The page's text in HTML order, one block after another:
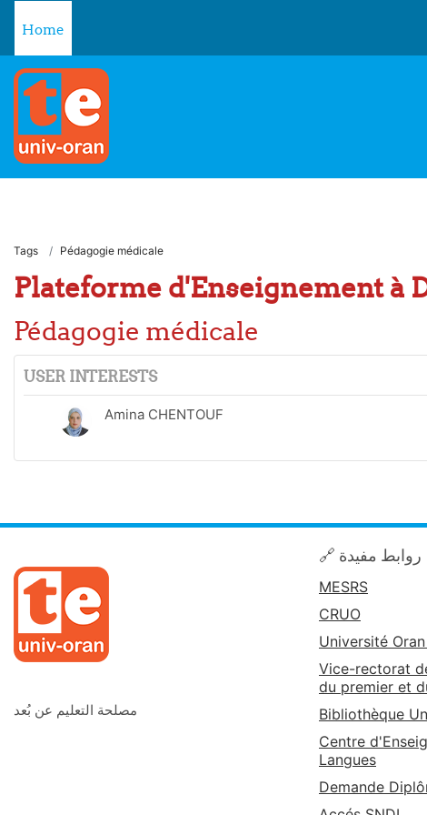
Home
Tags Pédagogie médicale
Plateforme d'Enseignement à
Pédagogie médicale
USER INTERESTS
Amina CHENTOUF
مصلحة التعليم عن بُعد
🔗 روابط مفيدة
MESRS
CRUO
Université Oran
Vice-rectorat
du premier et
Bibliothèque
Centre
Langues
Demande